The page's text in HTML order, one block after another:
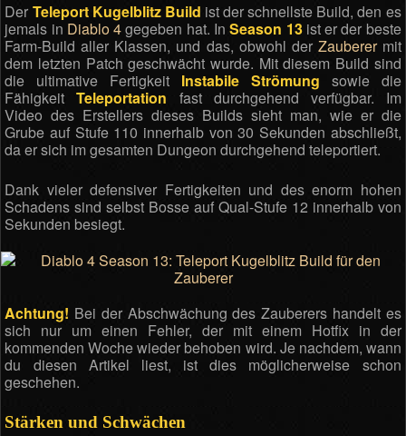
Der Teleport Kugelblitz Build ist der schnellste Build, den es
jemals in Diablo 4gegeben hat. InSeason 13ist er der beste
Farm-Build aller Klassen, und das, obwohl der Zauberermit
dem letzten Patch geschwächt wurde. Mit diesem Build sind
die ultimative Fertigkeit Instabile Strömung sowie die
FähigkeitTeleportation fast durchgehend verfügbar. Im
Video des Erstellers dieses Builds sieht man, wie er die
Grube auf Stufe 110 innerhalb von 30 Sekunden abschließt,
da er sich im gesamten Dungeon durchgehend teleportiert.
Dank vieler defensiver Fertigkeiten und des enorm hohen
Schadens sind selbst Bosse auf Qual-Stufe 12 innerhalb von
Sekunden besiegt.
Achtung! Bei der Abschwächung des Zauberers handelt es
sich nur um einen Fehler, der mit einem Hotfix in der
kommenden Woche wieder behoben wird. Je nachdem, wann
du diesen Artikel liest, ist dies möglicherweise schon
geschehen.
Stärken und Schwächen